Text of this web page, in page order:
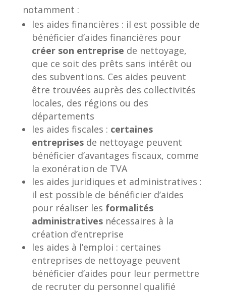
notamment :
les aides financières : il est possible de
bénéficier d’aides financières pour
créer son entreprise de nettoyage,
que ce soit des prêts sans intérêt ou
des subventions. Ces aides peuvent
être trouvées auprès des collectivités
locales, des régions ou des
départements
les aides fiscales : certaines
entreprisesde nettoyage peuvent
bénéficier d’avantages fiscaux, comme
la exonération de TVA
les aides juridiques et administratives :
il est possible de bénéficier d’aides
pour réaliser les formalités
administrativesnécessaires à la
création d’entreprise
les aides à l’emploi : certaines
entreprises de nettoyage peuvent
bénéficier d’aides pour leur permettre
de recruter du personnel qualifié